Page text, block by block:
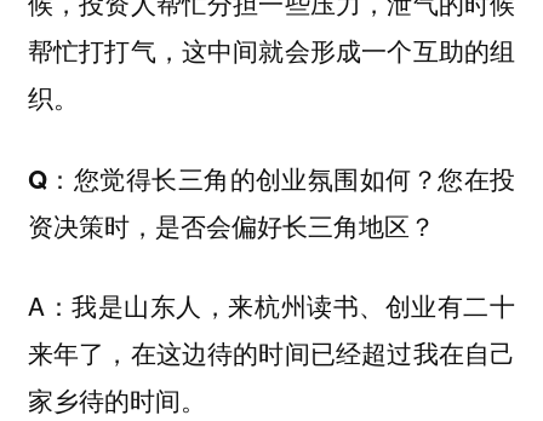
帮忙打打气，这中间就会形成一个互助的组
织。
Q：您觉得长三角的创业氛围如何？您在投
资决策时，是否会偏好长三角地区？
A：我是山东人，来杭州读书、创业有二十
来年了，在这边待的时间已经超过我在自己
家乡待的时间。